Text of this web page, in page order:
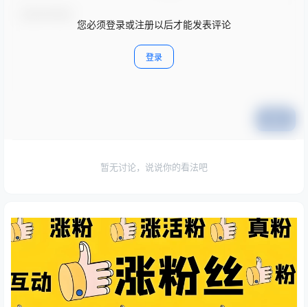
您必须登录或注册以后才能发表评论
登录
暂无讨论，说说你的看法吧